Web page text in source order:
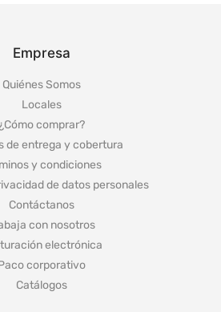
Empresa
Quiénes Somos
Locales
comprar?
de entrega y cobertura
y condiciones
de datos personales
Contáctanos
con nosotros
electrónica
corporativo
Catálogos